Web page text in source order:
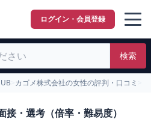
ログイン・会員登録
検索
カゴメ株式会社の女性の評判・口コミ
・選考（倍率・難易度）